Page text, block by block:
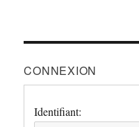
CONNEXION
Identifiant: